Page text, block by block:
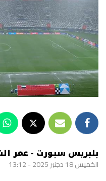
بلبريس سبورت - عمر
الخميس 18 دجنبر 2025 - 13:12